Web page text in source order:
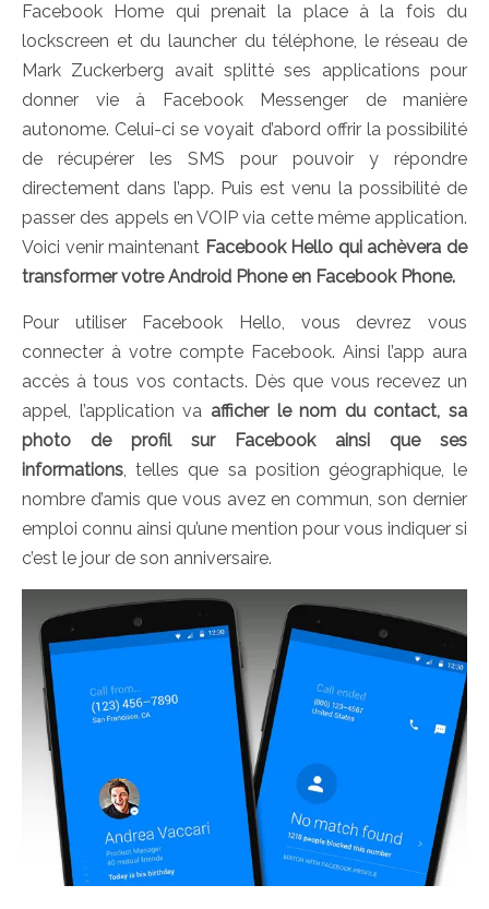
Facebook Home qui prenait la place à la fois du
lockscreen et du launcher du téléphone, le réseau de
Mark Zuckerberg avait splitté ses applications pour
donner vie à Facebook Messenger de manière
autonome. Celui-ci se voyait d’abord offrir la possibilité
de récupérer les SMS pour pouvoir y répondre
directement dans l’app. Puis est venu la possibilité de
passer des appels en VOIP via cette même application.
Voici venir maintenant Facebook Hello qui achèvera de
transformer votre Android Phone en Facebook Phone.
Pour utiliser Facebook Hello, vous devrez vous
connecter à votre compte Facebook. Ainsi l’app aura
accès à tous vos contacts. Dès que vous recevez un
appel, l’application va afficher le nom du contact, sa
photo de profil sur Facebook ainsi que ses
informations, telles que sa position géographique, le
nombre d’amis que vous avez en commun, son dernier
emploi connu ainsi qu’une mention pour vous indiquer si
c’est le jour de son anniversaire.